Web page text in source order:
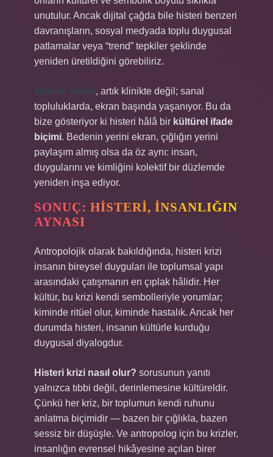
unutulur. Ancak dijital çağda bile histeri benzeri
davranışların, sosyal medyada toplu duygusal
patlamalar veya “trend” tepkiler şeklinde
yeniden üretildiğini görebiliriz.
Modern histeri, artık klinikte değil; sanal
topluluklarda, ekran başında yaşanıyor. Bu da
bize gösteriyor ki histeri hâlâ bir kültürel ifade
biçimi. Bedenin yerini ekran, çığlığın yerini
paylaşım almış olsa da öz aynı: insan,
duygularını ve kimliğini kolektif bir düzlemde
yeniden inşa ediyor.
SONUÇ: HISTERI, İNSANLIĞIN
AYNASI
Antropolojik olarak bakıldığında, histeri krizi
insanın bireysel duyguları ile toplumsal yapı
arasındaki çatışmanın en çıplak hâlidir. Her
kültür, bu krizi kendi sembolleriyle yorumlar;
kiminde ritüel olur, kiminde hastalık. Ancak her
durumda histeri, insanın kültürle kurduğu
duygusal diyalogdur.
Histeri krizi nasıl olur? sorusunun yanıtı
yalnızca tıbbi değil, derinlemesine kültüreldir.
Çünkü her kriz, bir toplumun kendi ruhunu
anlatma biçimidir — bazen bir çığlıkla, bazen
sessiz bir düşüşle. Ve antropolog için bu krizler,
insanlığın evrensel hikâyesine açılan birer